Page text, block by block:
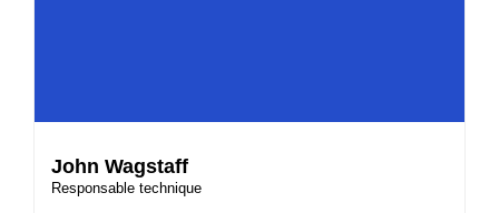
John Wagstaff
Responsable technique